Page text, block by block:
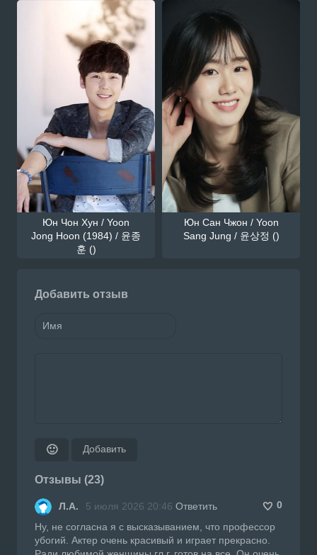
Юн Чон Хун / Yoon
Jong Hoon (1984) / 윤종
훈 ()
Юн Сан Чжон / Yoon
Sang Jung / 윤상정 ()
Добавить отзыв
🙂 Добавить
Отзывы (23)
Л.А. 5 июля 2026 20:46 Ответить
0
Ну, не согласна я с высказыванием, что профессор
убогий. Актер очень красивый и играет прекрасно.